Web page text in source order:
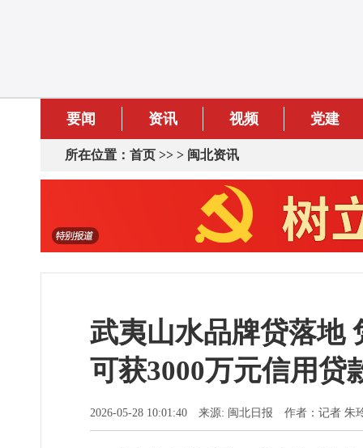
要闻 资讯 视频 党建
所在位置： 首页 >> > 闽北资讯
武夷山水品牌贷落地
可获3000万元信用贷
2026-05-28 10:01:40 来源: 闽北日报 作者：记者 朱